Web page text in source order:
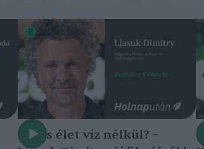
Nincs élet víz nélkül? –